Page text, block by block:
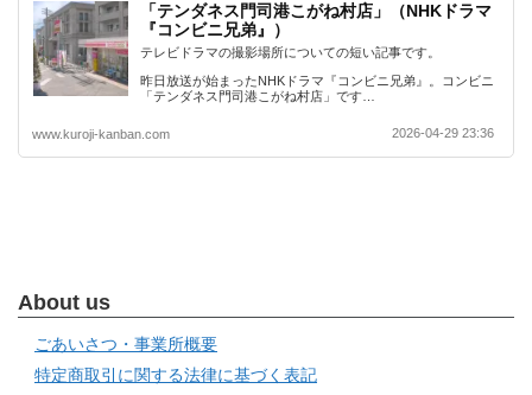
「テンダネス門司港こがね村店」（NHKドラマ
『コンビニ兄弟』）
テレビドラマの撮影場所についての短い記事です。
昨日放送が始まったNHKドラマ『コンビニ兄弟』。コンビニ
「テンダネス門司港こがね村店」です…
www.kuroji-kanban.com 2026-04-29 23:36
About us
ごあいさつ・事業所概要
特定商取引に関する法律に基づく表記